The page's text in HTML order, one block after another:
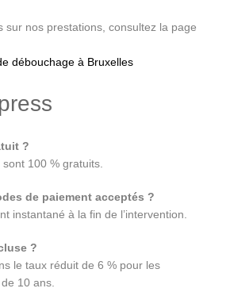
sur nos prestations, consultez la page
débouchage à Bruxelles
?
100 % gratuits.
de paiement acceptés ?
instantané à la fin de l’intervention.
?
le taux réduit de 6 % pour les
10 ans.